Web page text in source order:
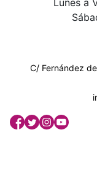
Lunes a
C/ Fernández